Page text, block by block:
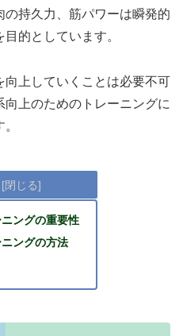
持久力、筋パワーは瞬発的
的としています。
向上していくことは必要不可
上のためのトレーニングに
ングの重要性
ングの方法